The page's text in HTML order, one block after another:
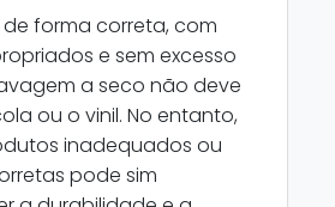
de forma correta, com
e sem excesso
a seco não deve
ou o vinil. No entanto,
inadequados ou
pode sim